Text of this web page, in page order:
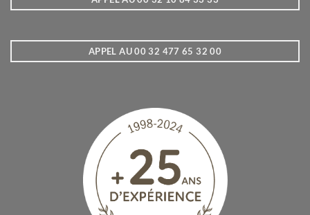
APPEL AU 00 32 477 65 32 00